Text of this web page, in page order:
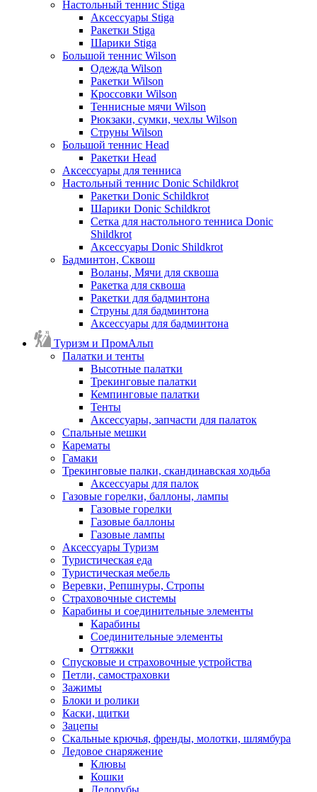
Настольный теннис Stiga
Аксессуары Stiga
Ракетки Stiga
Шарики Stiga
Большой теннис Wilson
Одежда Wilson
Ракетки Wilson
Кроссовки Wilson
Теннисные мячи Wilson
Рюкзаки, сумки, чехлы Wilson
Струны Wilson
Большой теннис Head
Ракетки Head
Аксессуары для тенниса
Настольный теннис Donic Schildkrot
Ракетки Donic Schildkrot
Шарики Donic Schildkrot
Сетка для настольного тенниса Donic
Shildkrot
Аксессуары Donic Shildkrot
Бадминтон, Сквош
Воланы, Мячи для сквоша
Ракетка для сквоша
Ракетки для бадминтона
Струны для бадминтона
Аксессуары для бадминтона
Туризм и ПромАльп
Палатки и тенты
Высотные палатки
Трекинговые палатки
Кемпинговые палатки
Тенты
Аксессуары, запчасти для палаток
Спальные мешки
Карематы
Гамаки
Трекинговые палки, скандинавская ходьба
Аксессуары для палок
Газовые горелки, баллоны, лампы
Газовые горелки
Газовые баллоны
Газовые лампы
Аксессуары Туризм
Туристическая еда
Туристическая мебель
Веревки, Репшнуры, Стропы
Страховочные системы
Карабины и соединительные элементы
Карабины
Соединительные элементы
Оттяжки
Спусковые и страховочные устройства
Петли, самостраховки
Зажимы
Блоки и ролики
Каски, щитки
Зацепы
Скальные крючья, френды, молотки, шлямбура
Ледовое снаряжение
Клювы
Кошки